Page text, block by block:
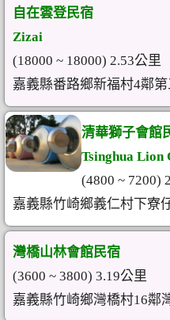
自在雲登民宿
Zizai
(18000 ~ 18000) 2.53公里
嘉義縣番路鄉新福村4鄰
清華獅子會館
Tsinghua Lion
(4800 ~ 7200)
嘉義縣竹崎鄉義仁村下寮
灣橋山林會館民宿
(3600 ~ 3800) 3.19公里
嘉義縣竹崎鄉灣橋村16鄰